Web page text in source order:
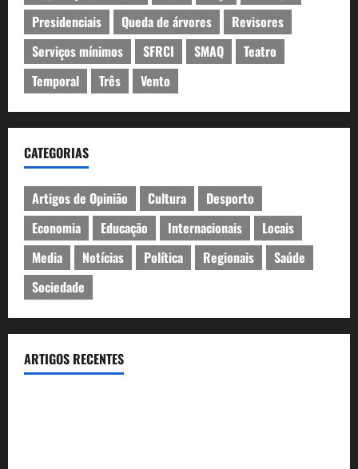
Presidenciais
Queda de árvores
Revisores
Serviços mínimos
SFRCI SMAQ
Teatro
Temporal
Três Vento
CATEGORIAS
Artigos de Opinião Cultura
Desporto
Economia
Educação Internacionais
Locais
Media
Notícias Política Regionais
Saúde
Sociedade
ARTIGOS RECENTES